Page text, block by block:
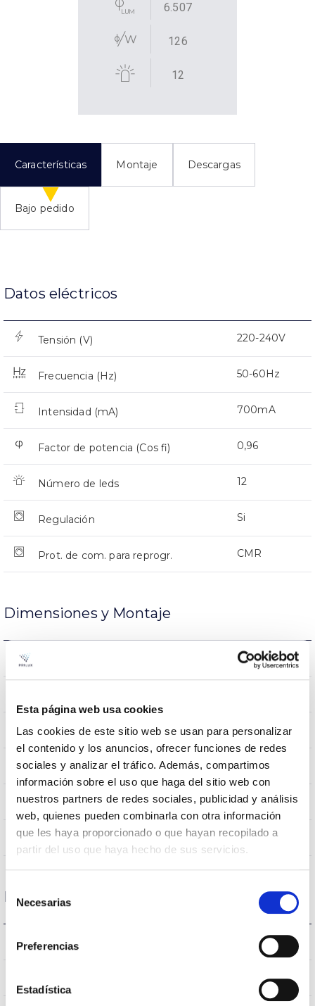
Esta página web usa cookies
Las cookies de este sitio web se usan para personalizar
el contenido y los anuncios, ofrecer funciones de redes
sociales y analizar el tráfico. Además, compartimos
información sobre el uso que haga del sitio web con
nuestros partners de redes sociales, publicidad y análisis
web, quienes pueden combinarla con otra información
que les haya proporcionado o que hayan recopilado a
partir del uso que haya hecho de sus servicios.
de
consentimiento
Necesarias
Preferencias
Estadística
6.507
126
12
Características Montaje Descargas
Bajo pedido
Datos eléctricos
Tensión (V) 220-240V
Frecuencia (Hz) 50-60Hz
Intensidad (mA) 700mA
Factor de potencia (Cos fi) 0,96
Número de leds 12
Regulación Si
Prot. de com. para reprogr. CMR
Dimensiones y Montaje
Montaje en Brazo
Peso 10Kg
Dimensiones Ø600x655mm
Posición de montaje Montaje en Brazo
Empalmable No
Datos ópticos
Temperatura de color 3.000K